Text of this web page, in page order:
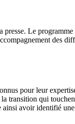
presse. Le
des
pour leur
transition qui
ainsi avoir identifié